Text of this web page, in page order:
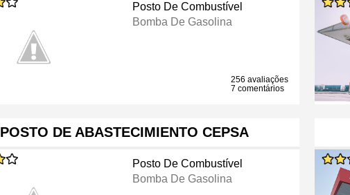
Posto De Combustível
Bomba De Gasolina
256 avaliações
7 comentários
POSTO DE ABASTECIMIENTO CEPSA
Posto De Combustível
Bomba De Gasolina